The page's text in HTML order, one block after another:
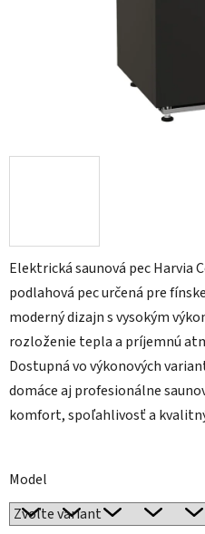
Elektrická saunová pec Harvia
podlahová pec určená pre
moderný dizajn s vysokým
rozloženie tepla a príjemnú
Dostupná vo výkonových
domáce aj profesionálne
komfort, spoľahlivosť a
Model